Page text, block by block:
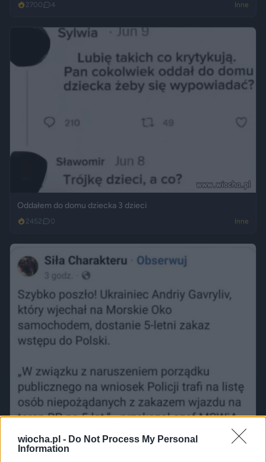
wiocha.pl - Do Not Process My Personal
Information
2700 4 Inne
Oddałem do domu dziecka 3 dzieci
2452 0 Inne